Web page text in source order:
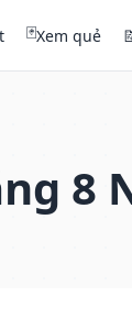
🃏Xem quẻ
8